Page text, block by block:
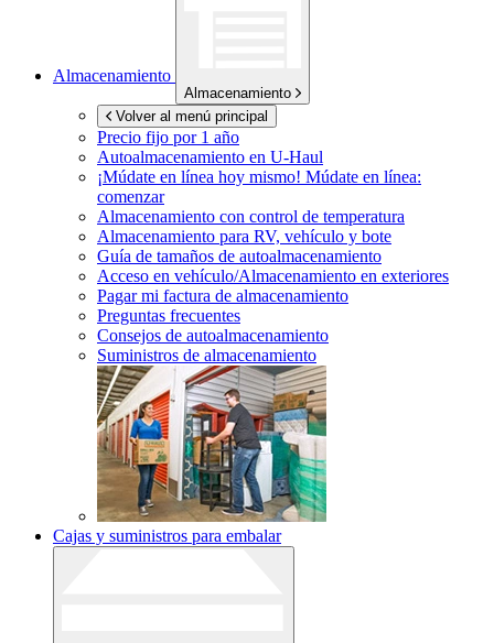
Almacenamiento
Almacenamiento
Volver al menú principal
Precio fijo por 1 año
Autoalmacenamiento en U-Haul
¡Múdate en línea hoy mismo! Múdate en línea:
comenzar
Almacenamiento con control de temperatura
Almacenamiento para RV, vehículo y bote
Guía de tamaños de autoalmacenamiento
Acceso en vehículo/Almacenamiento en exteriores
Pagar mi factura de almacenamiento
Preguntas frecuentes
Consejos de autoalmacenamiento
Suministros de almacenamiento
Cajas y suministros para embalar